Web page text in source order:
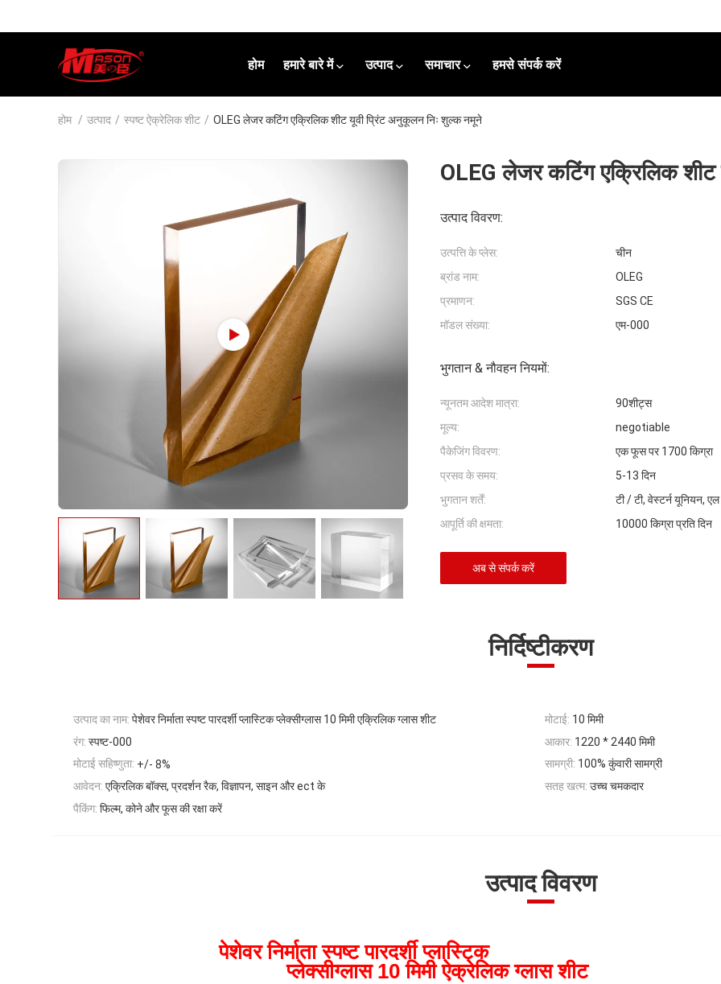
होम हमारे बारे में उत्पाद समाचार हमसे संपर्क करें
होम / उत्पाद / स्पष्ट ऐक्रेलिक शीट / OLEG लेजर कटिंग एक्रिलिक शीट यूवी प्रिंट अनुकूलन निः शुल्क नमूने
OLEG लेजर कटिंग एक्रिलिक
उत्पाद विवरण:
उत्पत्ति के प्लेस:
चीन
ब्रांड नाम:
OLEG
प्रमाणन:
SGS CE
मॉडल संख्या:
एम-000
भुगतान & नौवहन नियमों:
न्यूनतम आदेश मात्रा:
90शीट्स
मूल्य:
negotiable
पैकेजिंग विवरण:
एक फूस पर 1700 किग्रा
प्रसव के समय:
5-13 दिन
भुगतान शर्तें:
टी / टी, वेस्टर्न यूनियन,
आपूर्ति की क्षमता:
10000 किग्रा प्रति दिन
अब से संपर्क करें
निर्दिष्टीकरण
उत्पाद का नाम: पेशेवर निर्माता स्पष्ट पारदर्शी प्लास्टिक प्लेक्सीग्लास 10 मिमी एक्रिलिक ग्लास शीट मोटाई: 10 मिमी
रंग: स्पष्ट-000 आकार: 1220 * 2440 मिमी
मोटाई सहिष्णुता: +/- 8% सामग्री: 100% कुंवारी सामग्री
आवेदन: एक्रिलिक बॉक्स, प्रदर्शन रैक, विज्ञापन, साइन और ect के सतह खत्म: उच्च चमकदार
पैकिंग: फिल्म, कोने और फूस की रक्षा करें
उत्पाद विवरण
पेशेवर निर्माता स्पष्ट पारदर्शी प्लास्टिक
प्लेक्सीग्लास 10 मिमी ऐक्रेलिक ग्लास शीट